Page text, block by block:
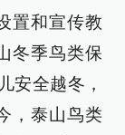
置和宣传教
冬季鸟类保
安全越冬，
，泰山鸟类